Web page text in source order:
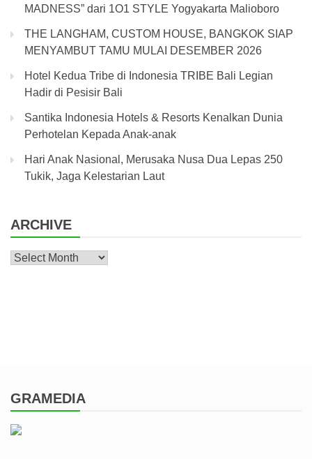
MADNESS” dari 1O1 STYLE Yogyakarta Malioboro
THE LANGHAM, CUSTOM HOUSE, BANGKOK SIAP
MENYAMBUT TAMU MULAI DESEMBER 2026
Hotel Kedua Tribe di Indonesia TRIBE Bali Legian
Hadir di Pesisir Bali
Santika Indonesia Hotels & Resorts Kenalkan Dunia
Perhotelan Kepada Anak-anak
Hari Anak Nasional, Merusaka Nusa Dua Lepas 250
Tukik, Jaga Kelestarian Laut
ARCHIVE
Archive
GRAMEDIA